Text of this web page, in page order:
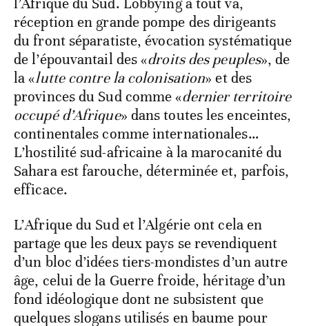
l’Afrique du Sud. Lobbying à tout va,
réception en grande pompe des dirigeants
du front séparatiste, évocation systématique
de l’épouvantail des «droits des peuples», de
la «lutte contre la colonisation» et des
provinces du Sud comme «dernier territoire
occupé d’Afrique» dans toutes les enceintes,
continentales comme internationales…
L’hostilité sud-africaine à la marocanité du
Sahara est farouche, déterminée et, parfois,
efficace.
L’Afrique du Sud et l’Algérie ont cela en
partage que les deux pays se revendiquent
d’un bloc d’idées tiers-mondistes d’un autre
âge, celui de la Guerre froide, héritage d’un
fond idéologique dont ne subsistent que
quelques slogans utilisés en baume pour